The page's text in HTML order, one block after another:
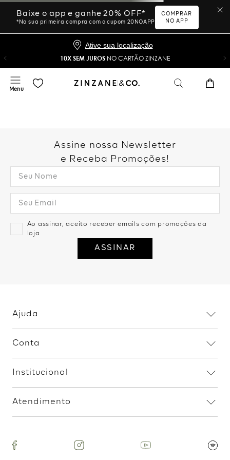
Ative sua localização
10X SEM JUROS NO CARTÃO ZINZANE
foi encontrada.
Vamos tentar novamente?